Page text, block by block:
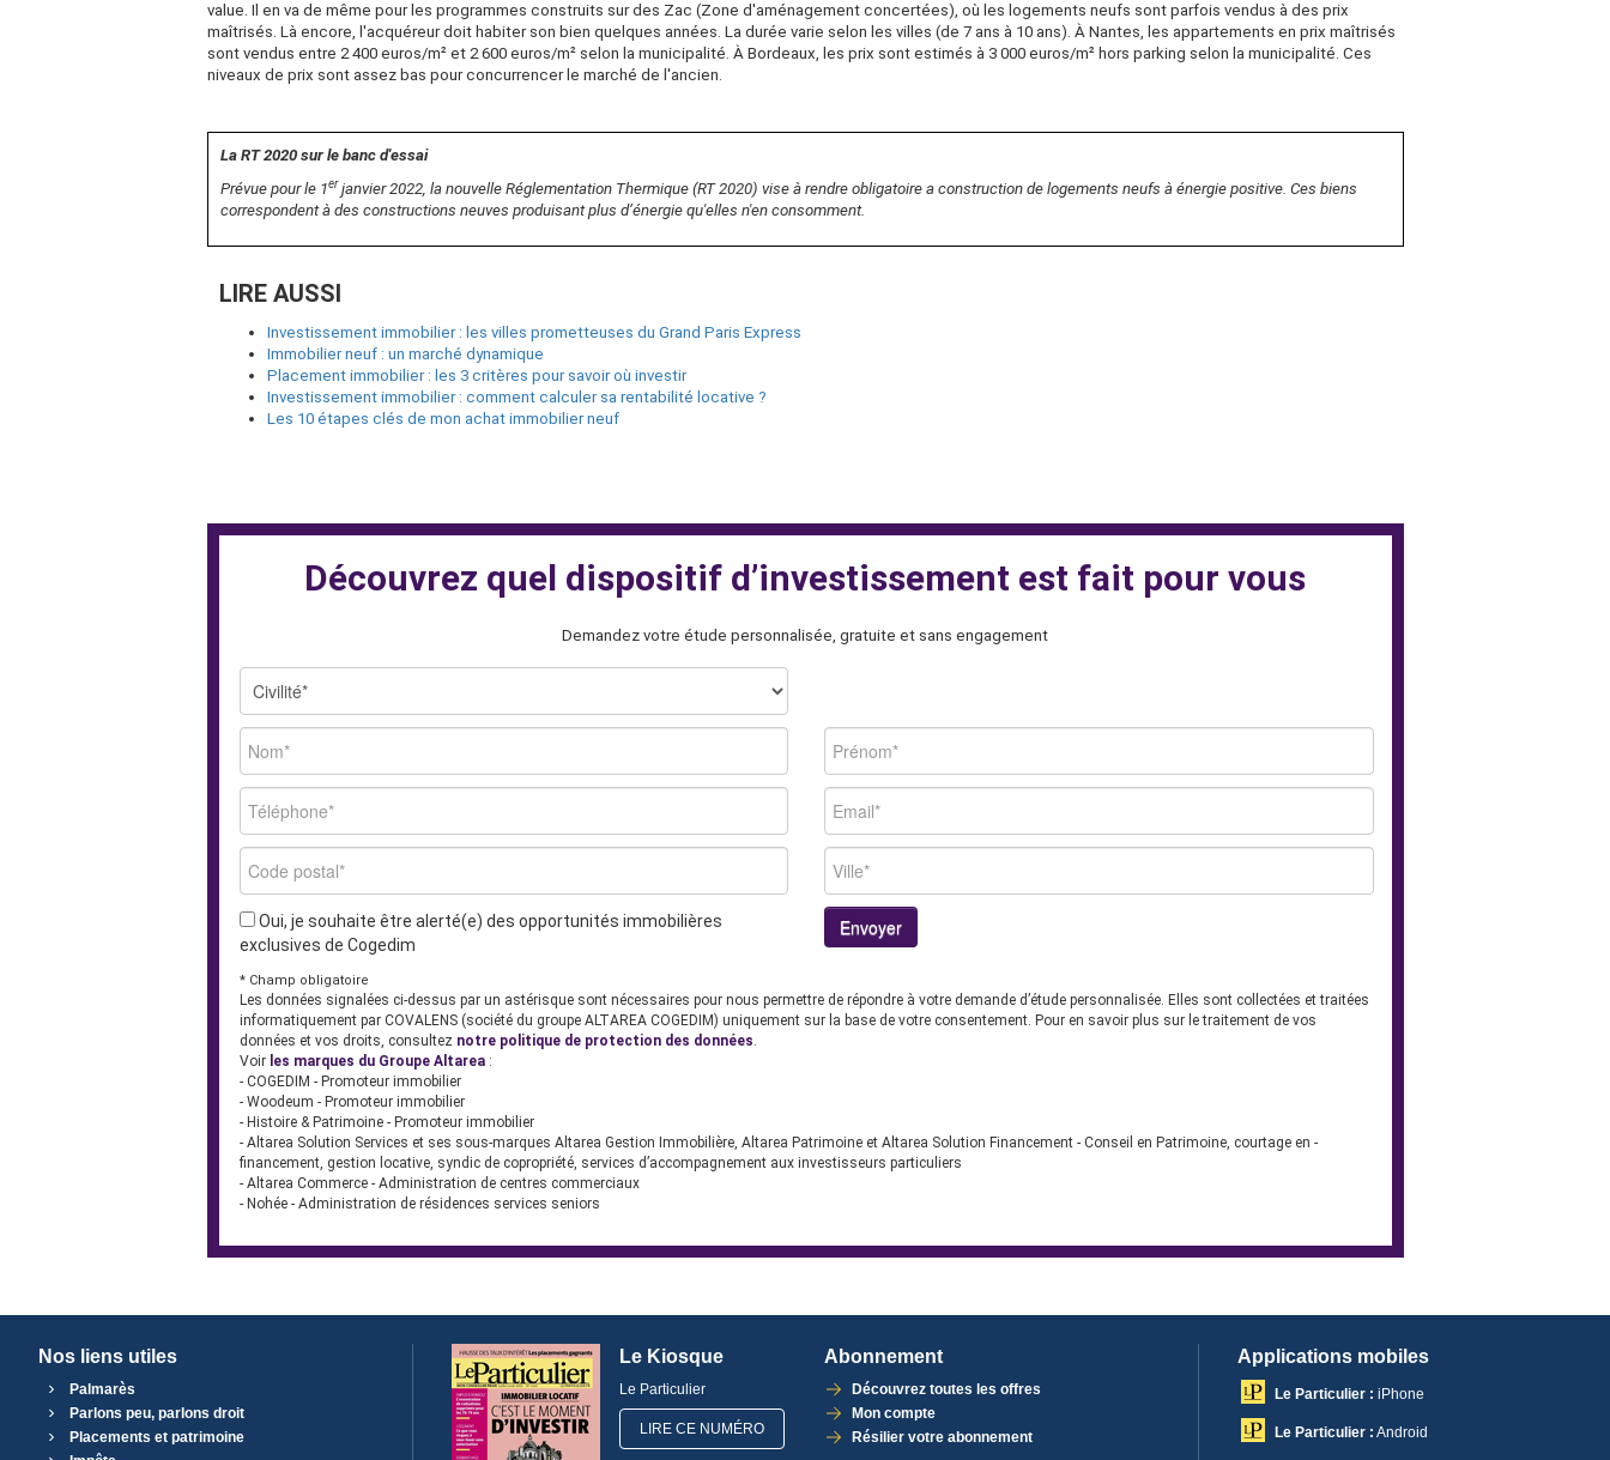
value. Il en va de même pour les programmes construits sur des Zac (Zone d'aménagement concertées), où les logements neufs sont parfois vendus à des prix
maîtrisés. Là encore, l'acquéreur doit habiter son bien quelques années. La durée varie selon les villes (de 7 ans à 10 ans). À Nantes, les appartements en prix maîtrisés
sont vendus entre 2 400 euros/m² et 2 600 euros/m² selon la municipalité. À Bordeaux, les prix sont estimés à 3 000 euros/m² hors parking selon la municipalité. Ces
niveaux de prix sont assez bas pour concurrencer le marché de l'ancien.
La RT 2020 sur le banc d'essai
Prévue pour le 1er janvier 2022, la nouvelle Réglementation Thermique (RT 2020) vise à rendre obligatoire a construction de logements neufs à énergie positive. Ces biens
correspondent à des constructions neuves produisant plus d’énergie qu'elles n'en consomment.
LIRE AUSSI
Investissement immobilier : les villes prometteuses du Grand Paris Express
Immobilier neuf : un marché dynamique
Placement immobilier : les 3 critères pour savoir où investir
Investissement immobilier : comment calculer sa rentabilité locative ?
Les 10 étapes clés de mon achat immobilier neuf
Découvrez quel dispositif d’investissement est fait pour vous
Demandez votre étude personnalisée, gratuite et sans engagement
Oui, je souhaite être alerté(e) des opportunités immobilières
exclusives de Cogedim
* Champ obligatoire
Les données signalées ci-dessus par un astérisque sont nécessaires pour nous permettre de répondre à votre demande d’étude personnalisée. Elles sont collectées et traitées
informatiquement par COVALENS (société du groupe ALTAREA COGEDIM) uniquement sur la base de votre consentement. Pour en savoir plus sur le traitement de vos
données et vos droits, consultez notre politique de protection des données.
Voir les marques du Groupe Altarea:
- COGEDIM - Promoteur immobilier
- Woodeum - Promoteur immobilier
- Histoire & Patrimoine - Promoteur immobilier
- Altarea Solution Services et ses sous-marques Altarea Gestion Immobilière, Altarea Patrimoine et Altarea Solution Financement - Conseil en Patrimoine, courtage en -
financement, gestion locative, syndic de copropriété, services d’accompagnement aux investisseurs particuliers
- Altarea Commerce - Administration de centres commerciaux
- Nohée - Administration de résidences services seniors
Nos liens utiles
Palmarès
Parlons peu, parlons droit
Placements et patrimoine
Le Kiosque
Le Particulier
LIRE CE NUMÉRO
Abonnement
Découvrez toutes les offres
Mon compte
Résilier votre abonnement
Applications mobiles
Le Particulier : iPhone
Le Particulier : Android